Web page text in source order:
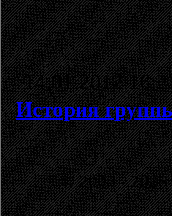
14.01.2012
История
© 2003 - 2026